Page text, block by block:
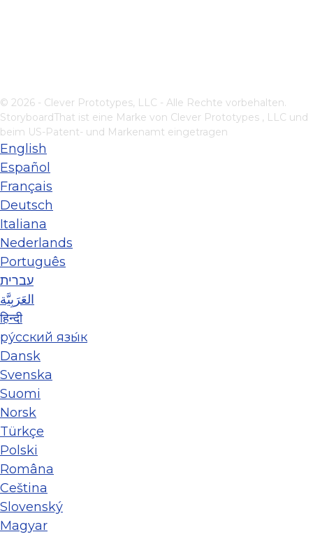
© 2026 - Clever Prototypes, LLC - Alle Rechte vorbehalten.
StoryboardThat ist eine Marke von Clever Prototypes , LLC und
beim US-Patent- und Markenamt eingetragen
English
Español
Français
Deutsch
Italiana
Nederlands
Português
עברית
العَرَبِيَّة
हिन्दी
ру́сский язы́к
Dansk
Svenska
Suomi
Norsk
Türkçe
Polski
Româna
Ceština
Slovenský
Magyar